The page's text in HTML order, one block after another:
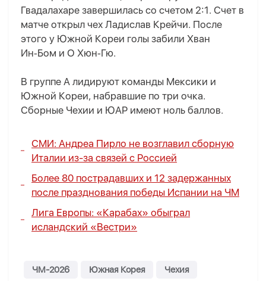
Гвадалахаре завершилась со счетом 2:1. Счет в
матче открыл чех Ладислав Крейчи. После
этого у Южной Кореи голы забили Хван
Ин‑Бом и О Хюн‑Гю.
В группе А лидируют команды Мексики и
Южной Кореи, набравшие по три очка.
Сборные Чехии и ЮАР имеют ноль баллов.
СМИ: Андреа Пирло не возглавил сборную
Италии из-за связей с Россией
Более 80 пострадавших и 12 задержанных
после празднования победы Испании на ЧМ
Лига Европы: «Карабах» обыграл
исландский «Вестри»
ЧМ-2026 Южная Корея Чехия